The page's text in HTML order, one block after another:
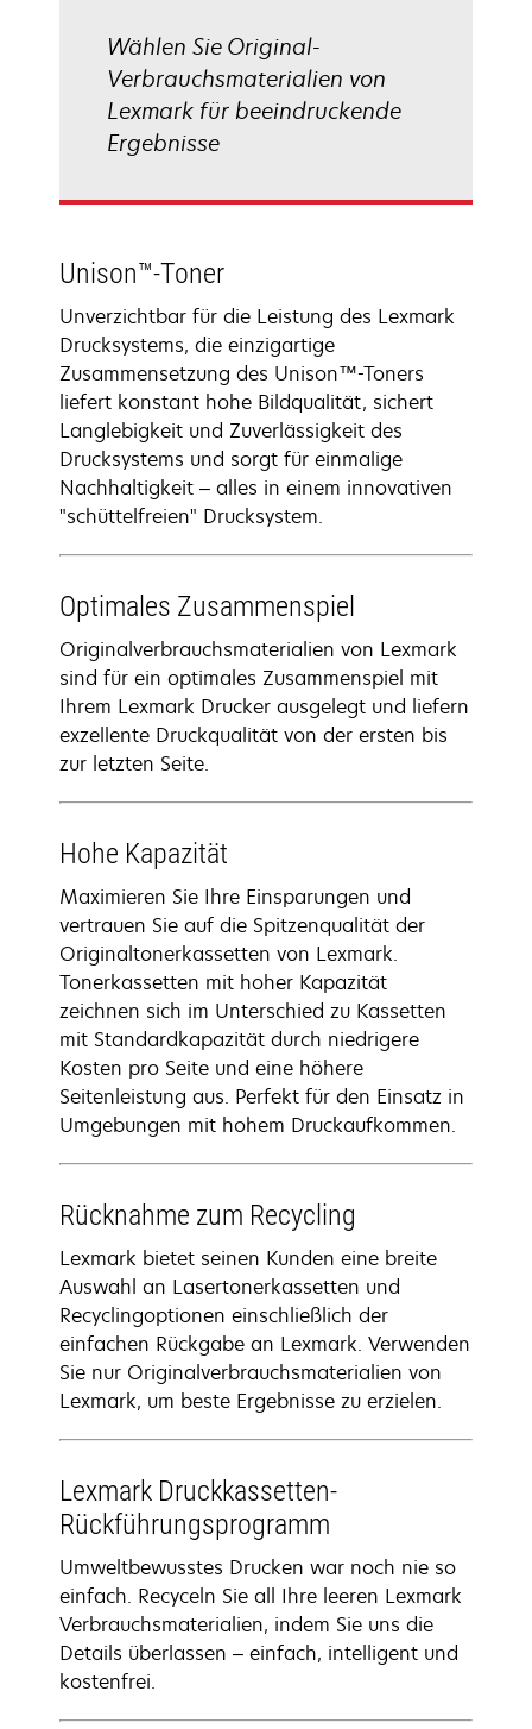
Wählen Sie Original-
Verbrauchsmaterialien von
Lexmark für beeindruckende
Ergebnisse
Unison™-Toner
Unverzichtbar für die Leistung des Lexmark
Drucksystems, die einzigartige
Zusammensetzung des Unison™-Toners
liefert konstant hohe Bildqualität, sichert
Langlebigkeit und Zuverlässigkeit des
Drucksystems und sorgt für einmalige
Nachhaltigkeit – alles in einem innovativen
"schüttelfreien" Drucksystem.
Optimales Zusammenspiel
Originalverbrauchsmaterialien von Lexmark
sind für ein optimales Zusammenspiel mit
Ihrem Lexmark Drucker ausgelegt und liefern
exzellente Druckqualität von der ersten bis
zur letzten Seite.
Hohe Kapazität
Maximieren Sie Ihre Einsparungen und
vertrauen Sie auf die Spitzenqualität der
Originaltonerkassetten von Lexmark.
Tonerkassetten mit hoher Kapazität
zeichnen sich im Unterschied zu Kassetten
mit Standardkapazität durch niedrigere
Kosten pro Seite und eine höhere
Seitenleistung aus. Perfekt für den Einsatz in
Umgebungen mit hohem Druckaufkommen.
Rücknahme zum Recycling
Lexmark bietet seinen Kunden eine breite
Auswahl an Lasertonerkassetten und
Recyclingoptionen einschließlich der
einfachen Rückgabe an Lexmark. Verwenden
Sie nur Originalverbrauchsmaterialien von
Lexmark, um beste Ergebnisse zu erzielen.
Lexmark Druckkassetten-
Rückführungsprogramm
Umweltbewusstes Drucken war noch nie so
einfach. Recyceln Sie all Ihre leeren Lexmark
Verbrauchsmaterialien, indem Sie uns die
Details überlassen – einfach, intelligent und
kostenfrei.